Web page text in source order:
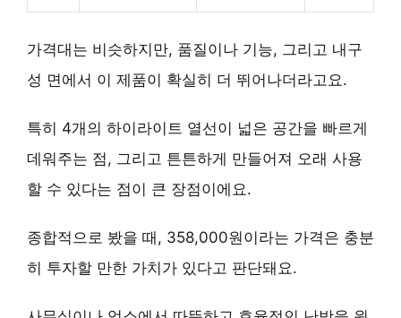
가격대는 비슷하지만, 품질이나 기능, 그리고 내구
성 면에서 이 제품이 확실히 더 뛰어나더라고요.
특히 4개의 하이라이트 열선이 넓은 공간을 빠르게
데워주는 점, 그리고 튼튼하게 만들어져 오래 사용
할 수 있다는 점이 큰 장점이에요.
종합적으로 봤을 때, 358,000원이라는 가격은 충분
히 투자할 만한 가치가 있다고 판단돼요.